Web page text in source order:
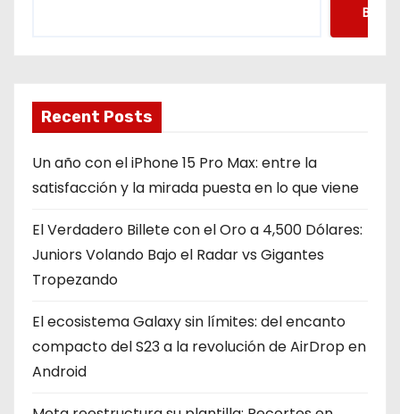
Recent Posts
Un año con el iPhone 15 Pro Max: entre la
satisfacción y la mirada puesta en lo que viene
El Verdadero Billete con el Oro a 4,500 Dólares:
Juniors Volando Bajo el Radar vs Gigantes
Tropezando
El ecosistema Galaxy sin límites: del encanto
compacto del S23 a la revolución de AirDrop en
Android